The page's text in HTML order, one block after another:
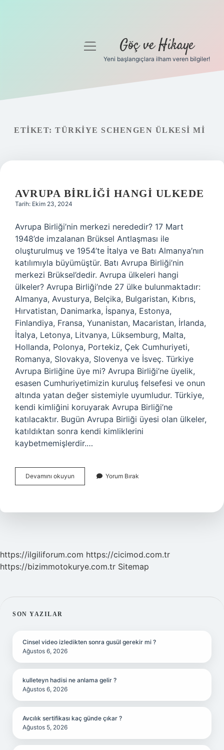
Gizlilik Politikası
menüyü
Göç ve Hikaye
Yeni başlangıçlara ilham veren bilgiler!
ETIKET: TÜRKIYE SCHENGEN ÜLKESI MI
AVRUPA BIRLIĞI HANGI ULKEDE
Tarih: Ekim 23, 2024
Avrupa Birliği’nin merkezi nerededir? 17 Mart
1948’de imzalanan Brüksel Antlaşması ile
oluşturulmuş ve 1954’te İtalya ve Batı Almanya’nın
katılımıyla büyümüştür. Batı Avrupa Birliği’nin
merkezi Brüksel’dedir. Avrupa ülkeleri hangi
ülkeler? Avrupa Birliği’nde 27 ülke bulunmaktadır:
Almanya, Avusturya, Belçika, Bulgaristan, Kıbrıs,
Hırvatistan, Danimarka, İspanya, Estonya,
Finlandiya, Fransa, Yunanistan, Macaristan, İrlanda,
İtalya, Letonya, Litvanya, Lüksemburg, Malta,
Hollanda, Polonya, Portekiz, Çek Cumhuriyeti,
Romanya, Slovakya, Slovenya ve İsveç. Türkiye
Avrupa Birliğine üye mi? Avrupa Birliği’ne üyelik,
esasen Cumhuriyetimizin kuruluş felsefesi ve onun
altında yatan değer sistemiyle uyumludur. Türkiye,
kendi kimliğini koruyarak Avrupa Birliği’ne
katılacaktır. Bugün Avrupa Birliği üyesi olan ülkeler,
katıldıktan sonra kendi kimliklerini
kaybetmemişlerdir.…
Devamını okuyun
Birliği
Yorum Bırak
https://ilgiliforum.com https://cicimod.com.tr
https://bizimmotokurye.com.tr Sitemap
SIDEBAR
SON YAZILAR
Cinsel video izledikten sonra gusül gerekir mi ?
Ağustos 6, 2026
kulleteyn hadisi ne anlama gelir ?
Ağustos 6, 2026
Avcılık sertifikası kaç günde çıkar ?
Ağustos 5, 2026